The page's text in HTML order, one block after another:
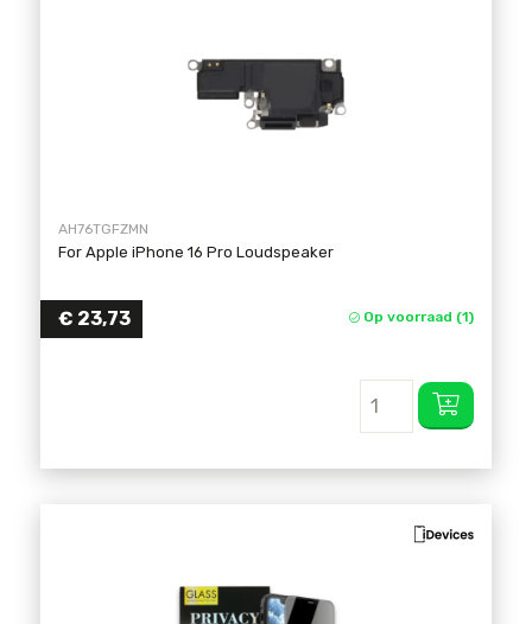
AH76TGFZMN
For Apple iPhone 16 Pro Loudspeaker
€ 23,73 Op voorraad (1)